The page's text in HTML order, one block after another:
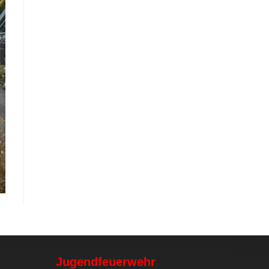
Jugendfeuerwehr